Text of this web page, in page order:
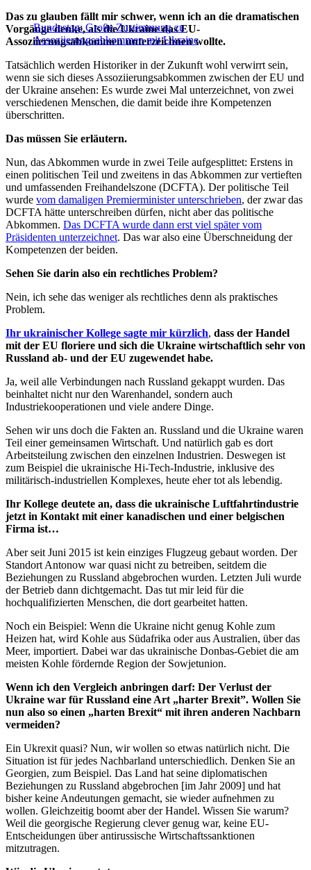
Bundestag: Große Zustimmung zu
Assoziierungsabkommen mit Ukraine
Das zu glauben fällt mir schwer, wenn ich an die dramatischen
Vorgänge denke, als die Ukraine das EU-
Assoziierungsabkommen unterzeichnen wollte.
Tatsächlich werden Historiker in der Zukunft wohl verwirrt sein,
wenn sie sich dieses Assoziierungsabkommen zwischen der EU und
der Ukraine ansehen: Es wurde zwei Mal unterzeichnet, von zwei
verschiedenen Menschen, die damit beide ihre Kompetenzen
überschritten.
Das müssen Sie erläutern.
Nun, das Abkommen wurde in zwei Teile aufgesplittet: Erstens in
einen politischen Teil und zweitens in das Abkommen zur vertieften
und umfassenden Freihandelszone (DCFTA). Der politische Teil
wurde vom damaligen Premierminister unterschrieben, der zwar das
DCFTA hätte unterschreiben dürfen, nicht aber das politische
Abkommen. Das DCFTA wurde dann erst viel später vom
Präsidenten unterzeichnet. Das war also eine Überschneidung der
Kompetenzen der beiden.
Sehen Sie darin also ein rechtliches Problem?
Nein, ich sehe das weniger als rechtliches denn als praktisches
Problem.
Ihr ukrainischer Kollege sagte mir kürzlich, dass der Handel
mit der EU floriere und sich die Ukraine wirtschaftlich sehr von
Russland ab- und der EU zugewendet habe.
Ja, weil alle Verbindungen nach Russland gekappt wurden. Das
beinhaltet nicht nur den Warenhandel, sondern auch
Industriekooperationen und viele andere Dinge.
Sehen wir uns doch die Fakten an. Russland und die Ukraine waren
Teil einer gemeinsamen Wirtschaft. Und natürlich gab es dort
Arbeitsteilung zwischen den einzelnen Industrien. Deswegen ist
zum Beispiel die ukrainische Hi-Tech-Industrie, inklusive des
militärisch-industriellen Komplexes, heute eher tot als lebendig.
Ihr Kollege deutete an, dass die ukrainische Luftfahrtindustrie
jetzt in Kontakt mit einer kanadischen und einer belgischen
Firma ist…
Aber seit Juni 2015 ist kein einziges Flugzeug gebaut worden. Der
Standort Antonow war quasi nicht zu betreiben, seitdem die
Beziehungen zu Russland abgebrochen wurden. Letzten Juli wurde
der Betrieb dann dichtgemacht. Das tut mir leid für die
hochqualifizierten Menschen, die dort gearbeitet hatten.
Noch ein Beispiel: Wenn die Ukraine nicht genug Kohle zum
Heizen hat, wird Kohle aus Südafrika oder aus Australien, über das
Meer, importiert. Dabei war das ukrainische Donbas-Gebiet die am
meisten Kohle fördernde Region der Sowjetunion.
Wenn ich den Vergleich anbringen darf: Der Verlust der
Ukraine war für Russland eine Art „harter Brexit”. Wollen Sie
nun also so einen „harten Brexit“ mit ihren anderen Nachbarn
vermeiden?
Ein Ukrexit quasi? Nun, wir wollen so etwas natürlich nicht. Die
Situation ist für jedes Nachbarland unterschiedlich. Denken Sie an
Georgien, zum Beispiel. Das Land hat seine diplomatischen
Beziehungen zu Russland abgebrochen [im Jahr 2009] und hat
bisher keine Andeutungen gemacht, sie wieder aufnehmen zu
wollen. Gleichzeitig boomt aber der Handel. Wissen Sie warum?
Weil die georgische Regierung clever genug war, keine EU-
Entscheidungen über antirussische Wirtschaftssanktionen
mitzutragen.